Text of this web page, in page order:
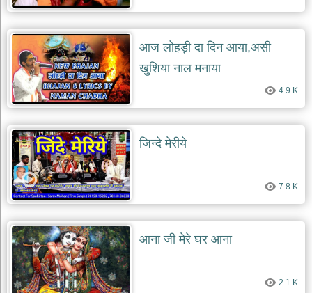
रानी
सती
दादी
भजन
rani
sati
dadi
bhajans
बावा
लाल
दयाल
भजन
bawa
lal
dayal
bhajans
शनि
देव
भजन
shani
dev
bhajans
आज लोहड़ी दा दिन आया,असी
खुशिया नाल मनाया
4.9 K
जिन्दे मेरीये
7.8 K
आना जी मेरे घर आना
2.1 K